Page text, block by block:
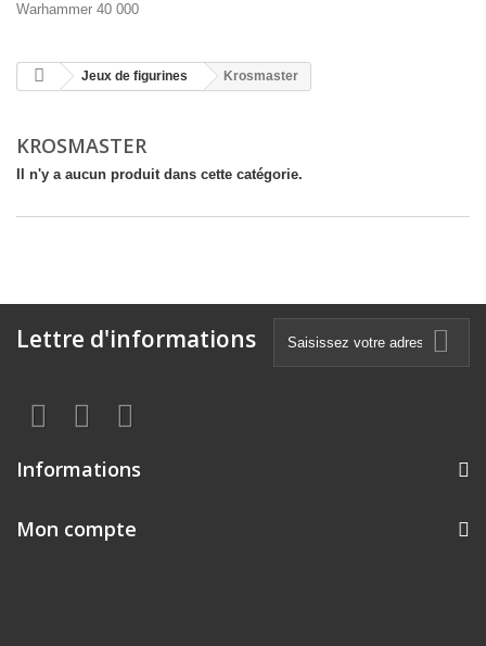
Warhammer 40 000
Jeux de figurines Krosmaster
KROSMASTER
Il n'y a aucun produit dans cette catégorie.
Lettre d'informations
Informations
Mon compte